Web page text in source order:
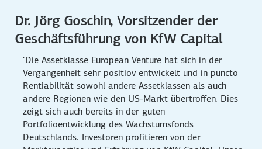
Dr. Jörg Goschin, Vorsitzender der
Geschäftsführung von KfW Capital
"Die Assetklasse European Venture hat sich in der
Vergangenheit sehr positiov entwickelt und in puncto
Rentiabilität sowohl andere Assetklassen als auch
andere Regionen wie den US-Markt übertroffen. Dies
zeigt sich auch bereits in der guten
Portfolioentwicklung des Wachstumsfonds
Deutschlands. Investoren profitieren von der